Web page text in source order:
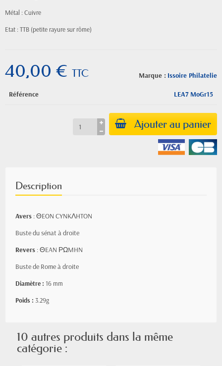
Métal : Cuivre
Etat : TTB (petite rayure sur rôme)
Marque : Issoire Philatelie
40,00 € TTC
Référence LEA7 MoGr15
Ajouter au panier
Description
Avers : ΘEON CYNKΛHTON
Buste du sénat à droite
Revers : ΘEAN ΡΩMHN
Buste de Rome à droite
Diamètre : 16 mm
Poids : 3.29g
10 autres produits dans la même
catégorie :